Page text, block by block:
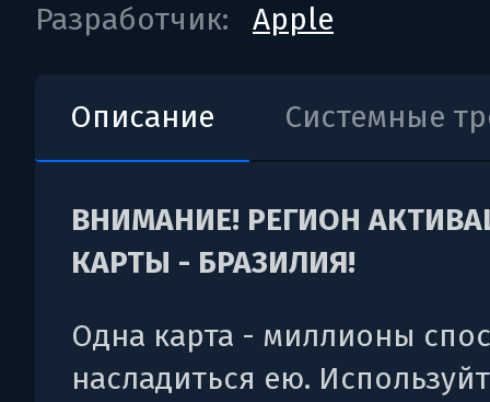
Разработчик:
Apple
Описание Системные
ВНИМАНИЕ! РЕГИОН
КАРТЫ - БРАЗИЛИЯ!
Одна карта - миллионы
насладиться ею.